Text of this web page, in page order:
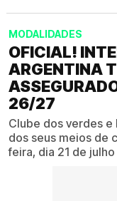
MODALIDADES
OFICIAL!
ARGENTINA
26/27
Clube dos verdes
dos seus meios de
feira, dia 21 de julho